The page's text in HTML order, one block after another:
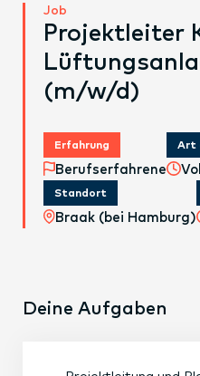
Job
Projektleiter
(m/w/d)
Erfahrung
Berufserfahrene
Art
Standort
Braak (bei Hamburg)
Deine Aufgaben